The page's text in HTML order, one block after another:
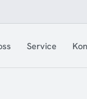
Service